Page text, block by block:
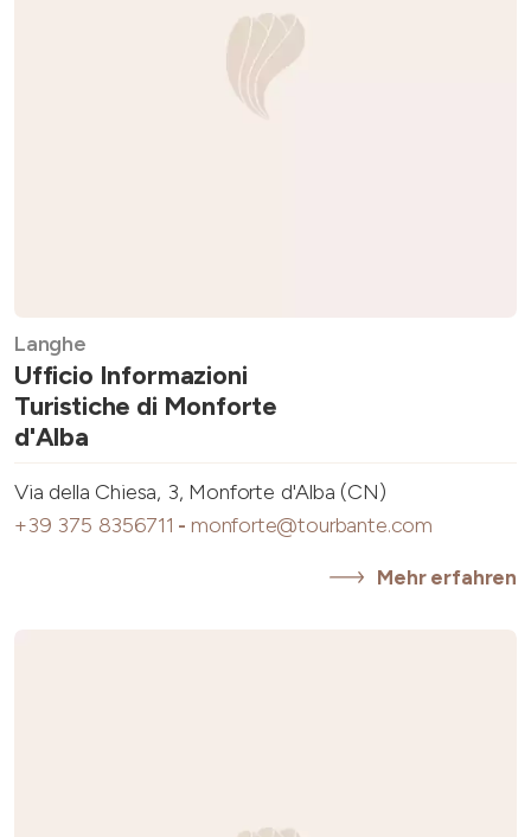
Langhe
Ufficio Informazioni
Turistiche di Monforte
d'Alba
Via della Chiesa, 3, Monforte d'Alba (CN)
+39 375 8356711 - monforte@tourbante.com
Mehr erfahren